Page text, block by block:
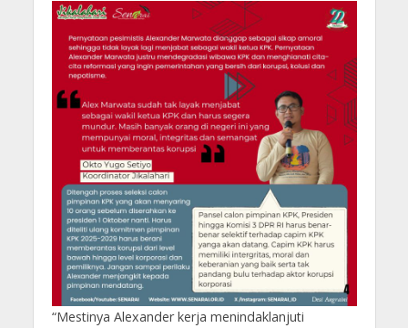
“Mestinya Alexander kerja menindaklanjuti